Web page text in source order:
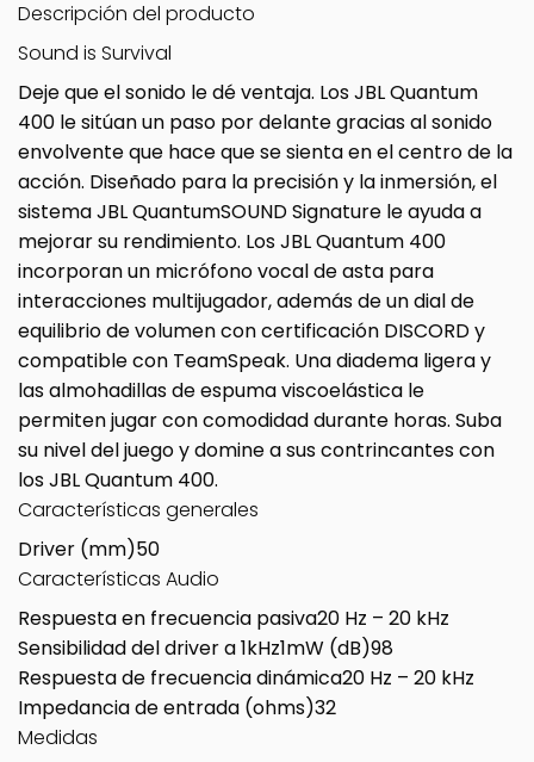
Descripción del producto
Sound is Survival
Deje que el sonido le dé ventaja. Los JBL Quantum
400 le sitúan un paso por delante gracias al sonido
envolvente que hace que se sienta en el centro de la
acción. Diseñado para la precisión y la inmersión, el
sistema JBL QuantumSOUND Signature le ayuda a
mejorar su rendimiento. Los JBL Quantum 400
incorporan un micrófono vocal de asta para
interacciones multijugador, además de un dial de
equilibrio de volumen con certificación DISCORD y
compatible con TeamSpeak. Una diadema ligera y
las almohadillas de espuma viscoelástica le
permiten jugar con comodidad durante horas. Suba
su nivel del juego y domine a sus contrincantes con
los JBL Quantum 400.
Características generales
Driver (mm)50
Características Audio
Respuesta en frecuencia pasiva20 Hz – 20 kHz
Sensibilidad del driver a 1kHz1mW (dB)98
Respuesta de frecuencia dinámica20 Hz – 20 kHz
Impedancia de entrada (ohms)32
Medidas